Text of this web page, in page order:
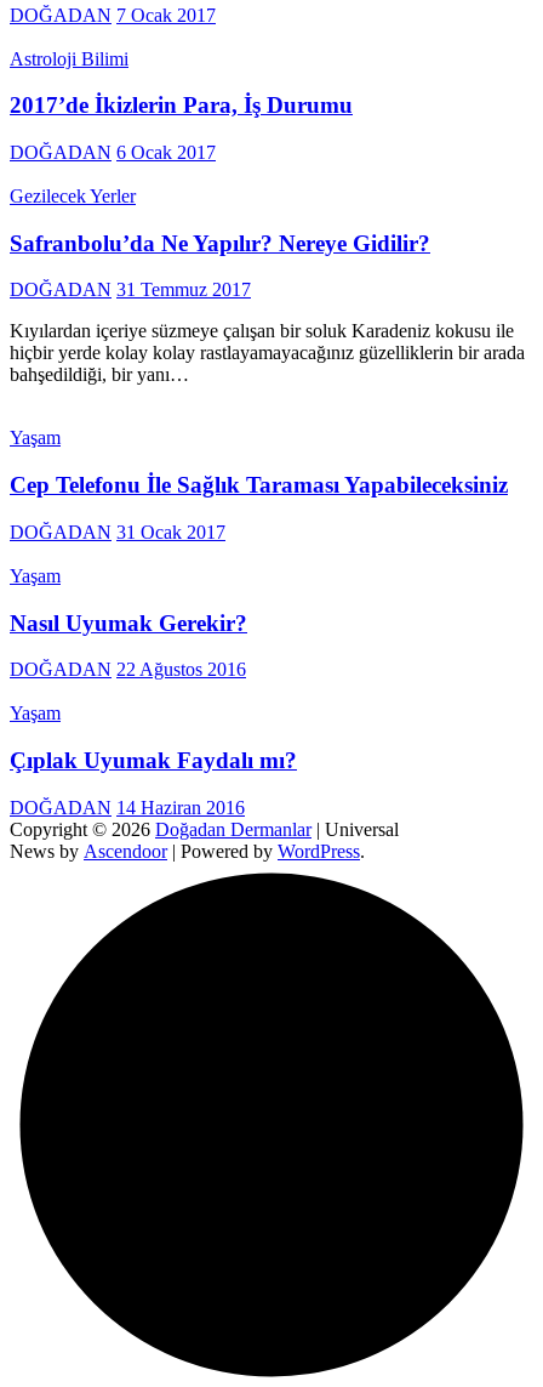
DOĞADAN 7 Ocak 2017
Astroloji Bilimi
2017’de İkizlerin Para, İş Durumu
DOĞADAN 6 Ocak 2017
Gezilecek Yerler
Safranbolu’da Ne Yapılır? Nereye Gidilir?
DOĞADAN 31 Temmuz 2017
Kıyılardan içeriye süzmeye çalışan bir soluk Karadeniz kokusu ile
hiçbir yerde kolay kolay rastlayamayacağınız güzelliklerin bir arada
bahşedildiği, bir yanı…
Yaşam
Cep Telefonu İle Sağlık Taraması Yapabileceksiniz
DOĞADAN 31 Ocak 2017
Yaşam
Nasıl Uyumak Gerekir?
DOĞADAN 22 Ağustos 2016
Yaşam
Çıplak Uyumak Faydalı mı?
DOĞADAN 14 Haziran 2016
Copyright © 2026 Doğadan Dermanlar| Universal
News by Ascendoor| Powered by WordPress.